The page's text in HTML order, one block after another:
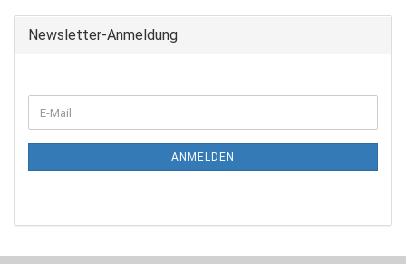
Newsletter-Anmeldung
ANMELDEN